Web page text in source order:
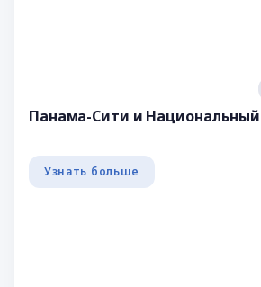
Панама-Сити и Национальный
Узнать больше